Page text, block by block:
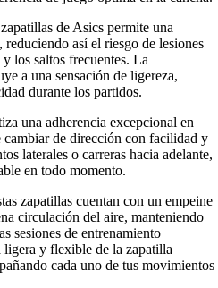
de Asics permite una
así el riesgo de lesiones
los saltos frecuentes. La
a una sensación de ligereza,
durante los partidos.
una adherencia excepcional en
de dirección con facilidad y
laterales o carreras hacia adelante,
en todo momento.
zapatillas cuentan con un empeine
circulación del aire, manteniendo
sesiones de entrenamiento
ligera y flexible de la zapatilla
cada uno de tus movimientos